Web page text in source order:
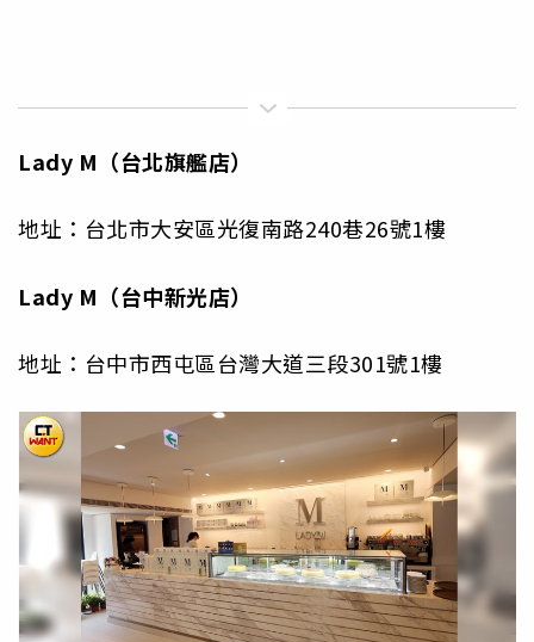
Lady M（台北旗艦店）
地址：台北市大安區光復南路240巷26號1樓
Lady M（台中新光店）
地址：台中市西屯區台灣大道三段301號1樓